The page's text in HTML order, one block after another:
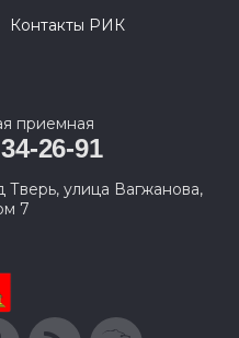
Контакты РИК
приемная
26-91
Тверь, улица Вагжанова,
7